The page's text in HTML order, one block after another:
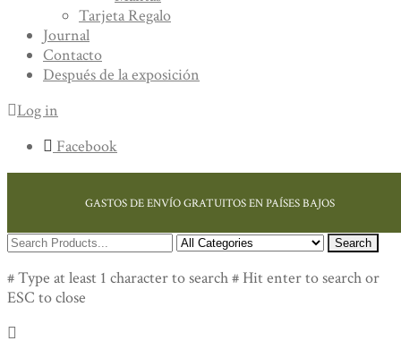
Tarjeta Regalo
Journal
Contacto
Después de la exposición
Log in
Facebook
GASTOS DE ENVÍO GRATUITOS EN PAÍSES BAJOS
Search
# Type at least 1 character to search# Hit enter to search or
ESC to close